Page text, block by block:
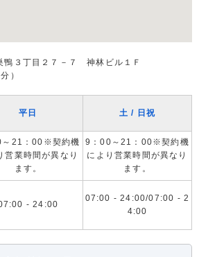
鴨３丁目２７－７ 神林ビル１Ｆ
）
平日 土 / 日祝
～21：00※契約機
営業時間が異なり
ます。
9：00～21：00※契約機
により営業時間が異なり
ます。
- 24:00
07:00 - 24:00/07:00 - 2
4:00